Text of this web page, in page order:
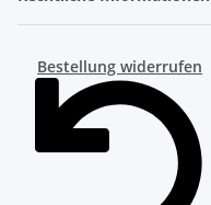
Bestellung widerrufen